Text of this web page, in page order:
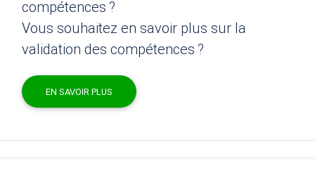
compétences ?
Vous souhaitez en savoir plus sur la
validation des compétences ?
EN SAVOIR PLUS